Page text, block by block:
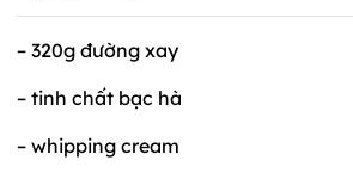
– 320g đường xay
– tinh chất bạc hà
– whipping cream